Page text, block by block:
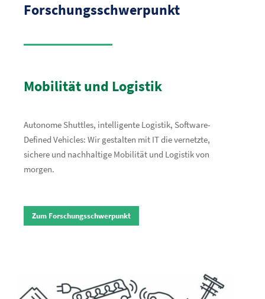
Forschungsschwerpunkt
Mobilität und Logistik
Autonome Shuttles, intelligente Logistik, Software-
Defined Vehicles: Wir gestalten mit IT die vernetzte,
sichere und nachhaltige Mobilität und Logistik von
morgen.
Zum Forschungsschwerpunkt